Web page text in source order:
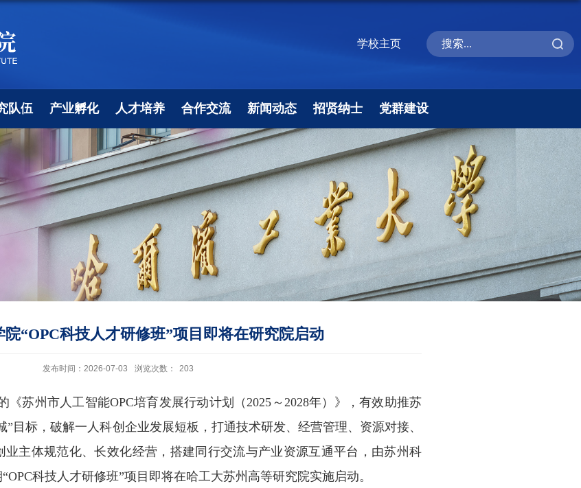
学校主页
队伍 产业孵化 人才培养 合作交流 新闻动态 招贤纳士 党群建设
“OPC科技人才研修班”项目即将在研究院启动
发布时间：2026-07-03 浏览次数： 203
《苏州市人工智能OPC培育发展行动计划（2025 ～ 2028年）》，有效助推苏
”目标，破解一人科创企业发展短板，打通技术研发、经营管理、资源对接、
主体规范化、长效化经营，搭建同行交流与产业资源互通平台，由苏州科
OPC科技人才研修班”项目即将在哈工大苏州高等研究院实施启动。